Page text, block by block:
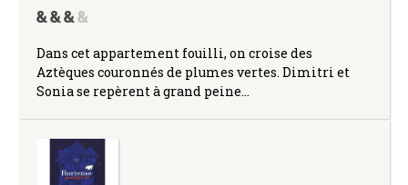
Dans cet appartement fouilli, on croise des
Aztèques couronnés de plumes vertes. Dimitri et
Sonia se repèrent à grand peine…